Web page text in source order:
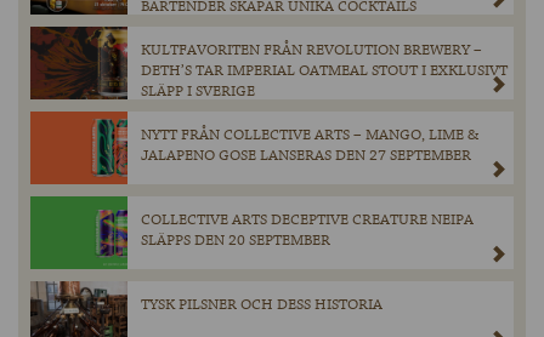
BARTENDER SKAPAR UNIKA COCKTAILS
KULTFAVORITEN FRÅN REVOLUTION BREWERY –
DETH’S TAR IMPERIAL OATMEAL STOUT I EXKLUSIVT
SLÄPP I SVERIGE
NYTT FRÅN COLLECTIVE ARTS – MANGO, LIME &
JALAPENO GOSE LANSERAS DEN 27 SEPTEMBER
COLLECTIVE ARTS DECEPTIVE CREATURE NEIPA
SLÄPPS DEN 20 SEPTEMBER
TYSK PILSNER OCH DESS HISTORIA